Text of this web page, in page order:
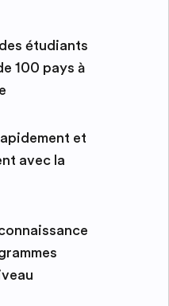
étudiants
100 pays à
et
avec la